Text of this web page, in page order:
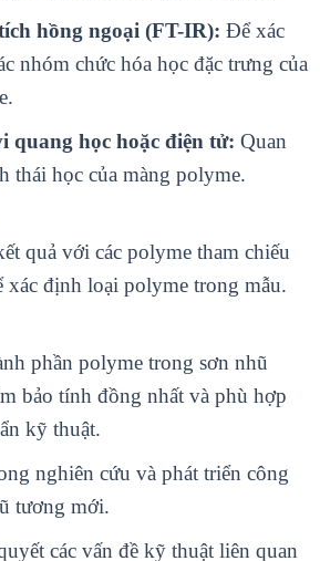
hồng ngoại (FT-IR): Để xác
nhóm chức hóa học đặc trưng của
quang học hoặc điện tử: Quan
thái học của màng polyme.
quả với các polyme tham chiếu
xác định loại polyme trong mẫu.
phần polyme trong sơn nhũ
bảo tính đồng nhất và phù hợp
kỹ thuật.
nghiên cứu và phát triển công
tương mới.
các vấn đề kỹ thuật liên quan